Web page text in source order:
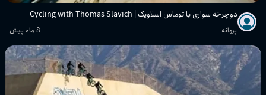
دوچرخه سواری با توماس اسلاویک | Cycling with Thomas Slavich
پروانه 8 ماه پیش